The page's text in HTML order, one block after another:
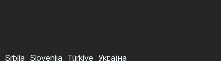
Srbija Slovenija Türkiye Україна